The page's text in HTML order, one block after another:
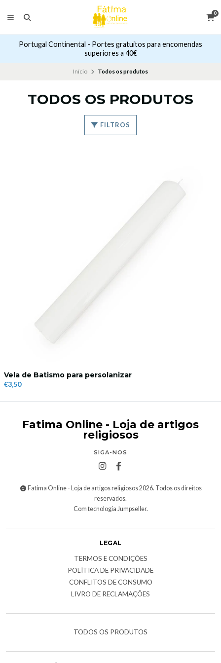
0
Portugal Continental - Portes gratuitos para encomendas
superiores a 40€
Início Todos os produtos
TODOS OS PRODUTOS
FILTROS
Vela de Batismo para persolanizar
€3,50
Fatima Online - Loja de artigos
religiosos
SIGA-NOS
Fatima Online - Loja de artigos religiosos 2026. Todos os direitos
reservados.
Com tecnologia Jumpseller.
LEGAL
TERMOS E CONDIÇÕES
POLÍTICA DE PRIVACIDADE
CONFLITOS DE CONSUMO
LIVRO DE RECLAMAÇÕES
TODOS OS PRODUTOS